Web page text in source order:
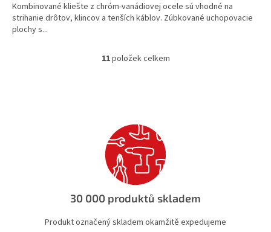
Kombinované kliešte z chróm-vanádiovej ocele sú vhodné na
strihanie drôtov, klincov a tenších káblov. Zúbkované uchopovacie
plochy s...
O
c
í
p
r
v
y
ý
11položek celkem
30 000 produktů skladem
Produkt označený skladem okamžitě expedujeme